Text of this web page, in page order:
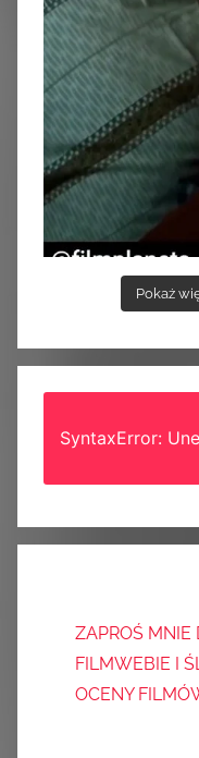
Pokaż
SyntaxError:
ZAPROŚ MNIE
FILMWEBIE I
OCENY